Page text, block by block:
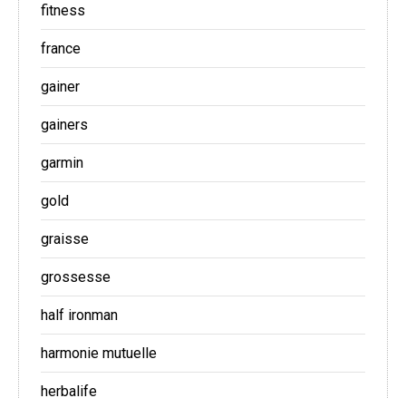
fitness
france
gainer
gainers
garmin
gold
graisse
grossesse
half ironman
harmonie mutuelle
herbalife